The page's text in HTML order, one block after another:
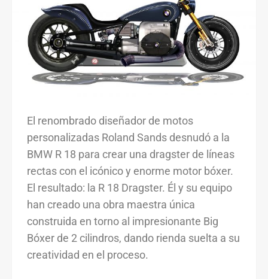
El renombrado diseñador de motos
personalizadas Roland Sands desnudó a la
BMW R 18 para crear una dragster de líneas
rectas con el icónico y enorme motor bóxer.
El resultado: la R 18 Dragster. Él y su equipo
han creado una obra maestra única
construida en torno al impresionante Big
Bóxer de 2 cilindros, dando rienda suelta a su
creatividad en el proceso.